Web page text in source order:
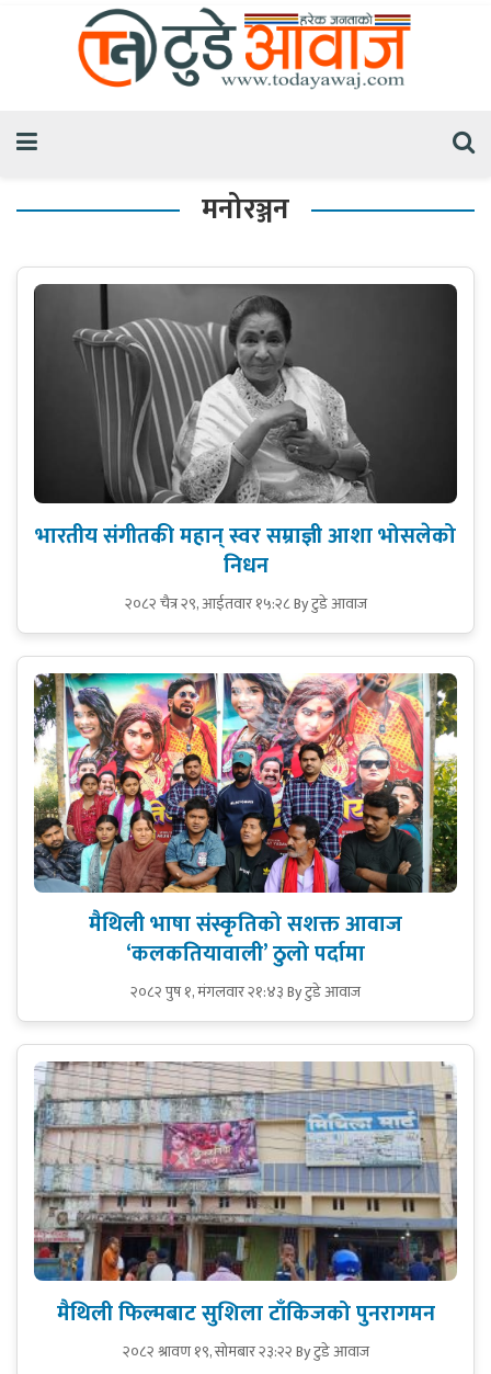
मनोरञ्जन
भारतीय संगीतकी महान् स्वर सम्राज्ञी आशा भोसलेको
निधन
२०८२ चैत्र २९, आईतवार १५:२८By टुडे आवाज
मैथिली भाषा संस्कृतिको सशक्त आवाज
‘कलकतियावाली’ ठुलो पर्दामा
२०८२ पुष १, मंगलवार २१:४३By टुडे आवाज
मैथिली फिल्मबाट सुशिला टाँकिजको पुनरागमन
२०८२ श्रावण १९, सोमबार २३:२२By टुडे आवाज